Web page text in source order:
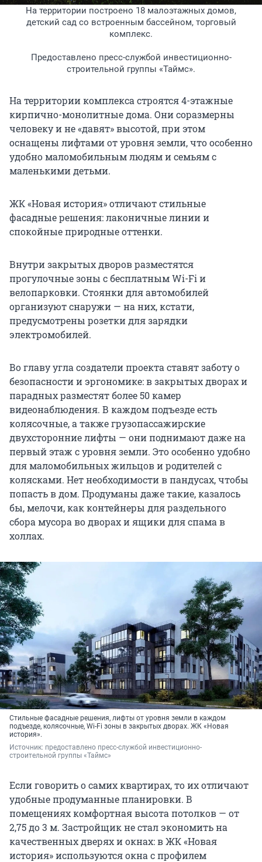
На территории построено 18 малоэтажных домов,
детский сад со встроенным бассейном, торговый
комплекс.
Предоставлено пресс-службой инвестиционно-
строительной группы «Таймс».
На территории комплекса строятся 4-этажные
кирпично-монолитные дома. Они соразмерны
человеку и не «давят» высотой, при этом
оснащены лифтами от уровня земли, что особенно
удобно маломобильным людям и семьям с
маленькими детьми.
ЖК «Новая история» отличают стильные
фасадные решения: лаконичные линии и
спокойные природные оттенки.
Внутри закрытых дворов разместятся
прогулочные зоны с бесплатным Wi-Fi и
велопарковки. Стоянки для автомобилей
организуют снаружи — на них, кстати,
предусмотрены розетки для зарядки
электромобилей.
Во главу угла создатели проекта ставят заботу о
безопасности и эргономике: в закрытых дворах и
парадных разместят более 50 камер
видеонаблюдения. В каждом подъезде есть
колясочные, а также грузопассажирские
двухсторонние лифты — они поднимают даже на
первый этаж с уровня земли. Это особенно удобно
для маломобильных жильцов и родителей с
колясками. Нет необходимости в пандусах, чтобы
попасть в дом. Продуманы даже такие, казалось
бы, мелочи, как контейнеры для раздельного
сбора мусора во дворах и ящики для спама в
холлах.
Стильные фасадные решения, лифты от уровня земли в каждом
подъезде, колясочные, Wi-Fi зоны в закрытых дворах. ЖК «Новая
история».
Источник: предоставлено пресс-службой инвестиционно-
строительной группы «Таймс»
Если говорить о самих квартирах, то их отличают
удобные продуманные планировки. В
помещениях комфортная высота потолков — от
2,75 до 3 м. Застройщик не стал экономить на
качественных дверях и окнах: в ЖК «Новая
история» используются окна с профилем